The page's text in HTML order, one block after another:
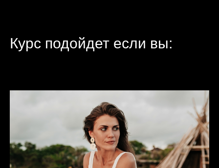
Курс подойдет если вы: